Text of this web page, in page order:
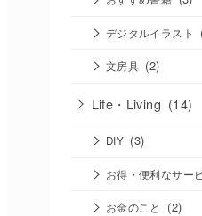
デジタルイラスト
文房具 (2)
Life・Living (14)
DIY (3)
お得・便利なサー
お金のこと (2)